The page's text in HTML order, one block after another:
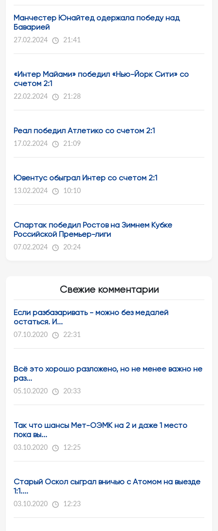
Манчестер Юнайтед одержала победу над
Баварией
27.02.2024 21:41
«Интер Майами» победил «Нью-Йорк Сити» со
счетом 2:1
22.02.2024 21:28
Реал победил Атлетико со счетом 2:1
17.02.2024 21:09
Ювентус обыграл Интер со счетом 2:1
13.02.2024 10:10
Спартак победил Ростов на Зимнем Кубке
Российской Премьер-лиги
07.02.2024 20:24
Свежие комментарии
Если разбазаривать - можно без медалей
остаться. И...
07.10.2020 22:31
Всё это хорошо разложено, но не менее важно не
раз...
05.10.2020 20:33
Так что шансы Мет-ОЭМК на 2 и даже 1 место
пока вы...
03.10.2020 12:25
Старый Оскол сыграл вничью с Атомом на выезде
1:1....
03.10.2020 12:23